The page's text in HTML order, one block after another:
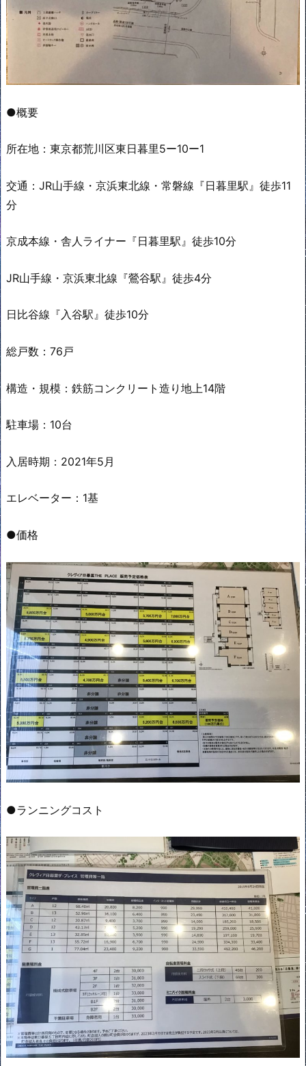
●概要
所在地：東京都荒川区東日暮里5ー10ー1
交通：JR山手線・京浜東北線・常磐線『日暮里駅』徒歩11
分
京成本線・舎人ライナー『日暮里駅』徒歩10分
JR山手線・京浜東北線『鶯谷駅』徒歩4分
日比谷線『入谷駅』徒歩10分
総戸数：76戸
構造・規模：鉄筋コンクリート造り地上14階
駐車場：10台
入居時期：2021年5月
エレベーター：1基
●価格
●ランニングコスト